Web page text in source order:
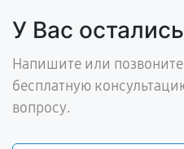
У Вас
Напишите или
бесплатную
вопросу.